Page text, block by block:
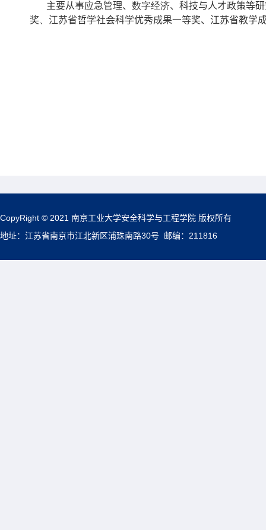
主要从事应急管理、 数字经济、科技与人才政策等
奖
江苏省哲学社会科学优秀成果一等奖、江苏省教学
CopyRight © 2021 南京工业大学安全科学与工程学院 版权所有
地址：江苏省南京市江北新区浦珠南路30号 邮编：211816